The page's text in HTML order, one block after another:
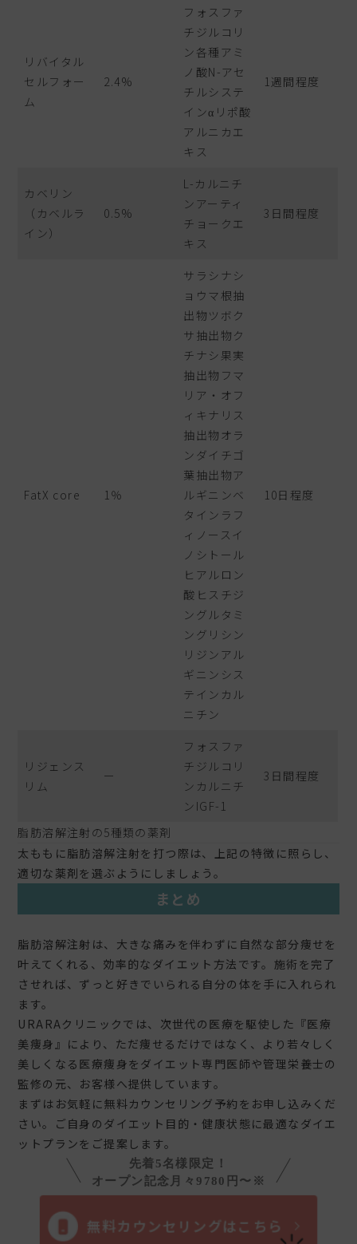
リバイタル
セルフォー
ム
2.4%
フォスファ
チジルコリ
ン各種アミ
ノ酸N-アセ
チルシステ
インαリポ酸
アルニカエ
キス
1週間程度
カベリン
（カベルラ
イン）
0.5%
L-カルニチ
ンアーティ
チョークエ
キス
3日間程度
FatX core 1％
サラシナシ
ョウマ根抽
出物ツボク
サ抽出物ク
チナシ果実
抽出物フマ
リア・オフ
ィキナリス
抽出物オラ
ンダイチゴ
葉抽出物ア
ルギニンベ
タインラフ
ィノースイ
ノシトール
ヒアルロン
酸ヒスチジ
ングルタミ
ングリシン
リジンアル
ギニンシス
テインカル
ニチン
10日程度
リジェンス
リム
ー
フォスファ
チジルコリ
ンカルニチ
ンIGF-1
3日間程度
脂肪溶解注射の5種類の薬剤
太ももに脂肪溶解注射を打つ際は、上記の特徴に照らし、
適切な薬剤を選ぶようにしましょう。
まとめ
脂肪溶解注射は、大きな痛みを伴わずに自然な部分痩せを
叶えてくれる、効率的なダイエット方法です。施術を完了
させれば、ずっと好きでいられる自分の体を手に入れられ
ます。
URARAクリニックでは、次世代の医療を駆使した『医療
美痩身』により、ただ痩せるだけではなく、より若々しく
美しくなる医療痩身をダイエット専門医師や管理栄養士の
監修の元、お客様へ提供しています。
まずはお気軽に無料カウンセリング予約 をお申し込みくだ
さい。ご自身のダイエット目的・健康状態に最適なダイエ
ットプランをご提案します。
先着5名様限定！
オープン記念月々9780円〜※
無料カウンセリングはこちら